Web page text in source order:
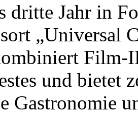
dritte Jahr in
„Universal
Film-
und bietet
Gastronomie